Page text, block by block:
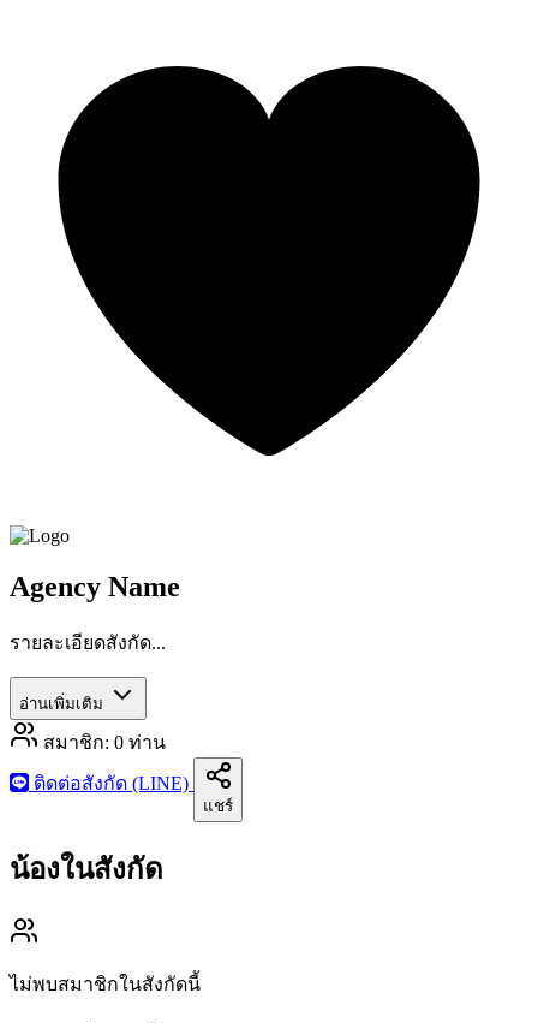
Agency Name
รายละเอียดสังกัด...
อ่านเพิ่มเติม
สมาชิก: 0 ท่าน
ติดต่อสังกัด (LINE)
แชร์
น้องในสังกัด
ไม่พบสมาชิกในสังกัดนี้